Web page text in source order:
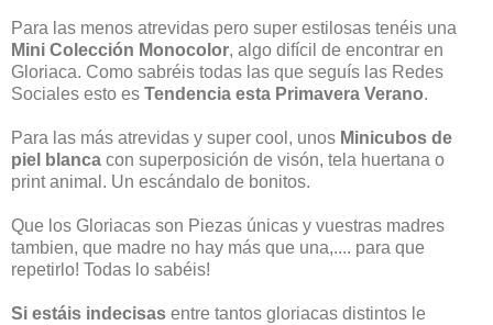
Para las menos atrevidas pero super estilosas tenéis una
Mini Colección Monocolor, algo difícil de encontrar en
Gloriaca. Como sabréis todas las que seguís las Redes
Sociales esto es Tendencia esta Primavera Verano.
Para las más atrevidas y super cool, unos Minicubos de
piel blanca con superposición de visón, tela huertana o
print animal. Un escándalo de bonitos.
Que los Gloriacas son Piezas únicas y vuestras madres
tambien, que madre no hay más que una,.... para que
repetirlo! Todas lo sabéis!
Si estáis indecisas entre tantos gloriacas distintos le